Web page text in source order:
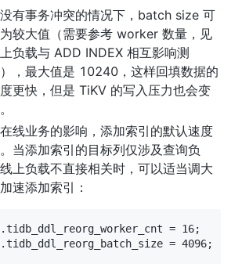
有事务冲突的情况下，batch size 可
较大值（需要参考 worker 数量，见
负载与 ADD INDEX 相互影响测
，最大值是 10240，这样回填数据的
更快，但是 TiKV 的写入压力也会变
线业务的影响，添加索引的默认速度
当添加索引的目标列仅涉及查询负
上负载不直接相关时，可以适当调大
速添加索引：
= 16;
= 4096;